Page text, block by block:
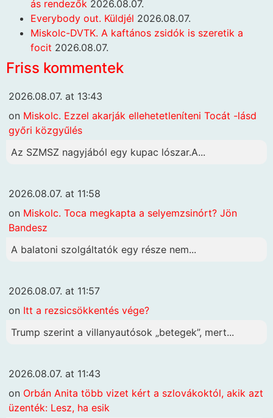
ás rendezők 2026.08.07.
Everybody out. Küldjél 2026.08.07.
Miskolc-DVTK. A kaftános zsidók is szeretik a
focit 2026.08.07.
Friss kommentek
2026.08.07. at 13:43
on Miskolc. Ezzel akarják ellehetetleníteni Tocát -lásd
győri közgyűlés
Az SZMSZ nagyjából egy kupac lószar.A...
2026.08.07. at 11:58
on Miskolc. Toca megkapta a selyemzsinórt? Jön
Bandesz
A balatoni szolgáltatók egy része nem...
2026.08.07. at 11:57
on Itt a rezsicsökkentés vége?
Trump szerint a villanyautósok „betegek”, mert...
2026.08.07. at 11:43
on Orbán Anita több vizet kért a szlovákoktól, akik azt
üzenték: Lesz, ha esik